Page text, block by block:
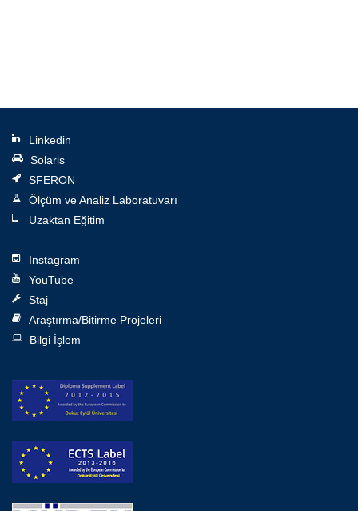
Linkedin
Solaris
SFERON
Ölçüm ve Analiz Laboratuvarı
Uzaktan Eğitim
Instagram
YouTube
Staj
Araştırma/Bitirme Projeleri
Bilgi İşlem